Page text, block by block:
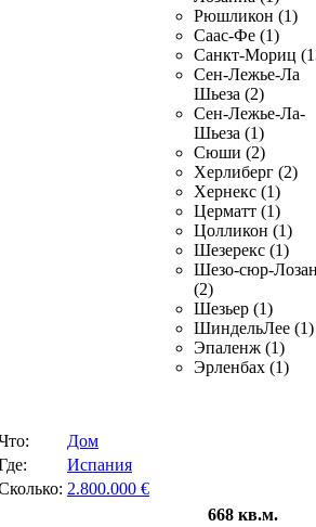
Рюшликон (1)
Саас-Фе (1)
Санкт-Мориц
Сен-Лежье-Ла
Шьеза (2)
Сен-Лежье-Ла-
Шьеза (1)
Сюши (2)
Херлиберг (2)
Хернекс (1)
Церматт (1)
Цолликон (1)
Шезерекс (1)
Шезо-сюр-
(2)
Шезьер (1)
ШиндельЛее (1)
Эпаленж (1)
Эрленбах (1)
Дом
Испания
2.800.000 €
668 кв.м.